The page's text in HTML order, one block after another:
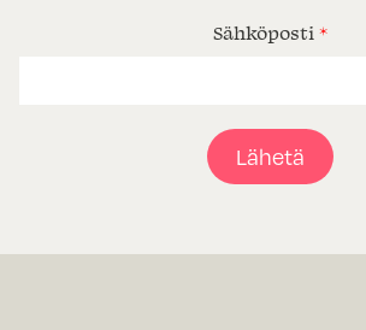
Sähköposti *
Lähetä